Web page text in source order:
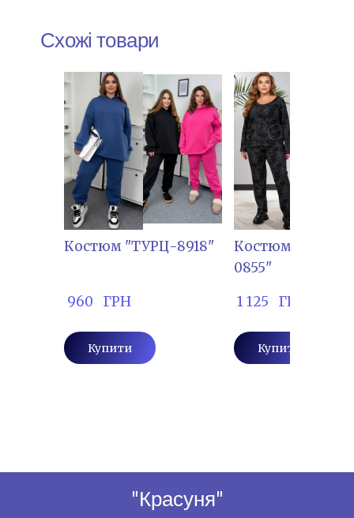
Схожі товари
Костюм "ТУРЦ-8918"
960   ГРН
Купити
Костюм "ДЕМБ-
0855"
1 125   ГРН
Купити
"Красуня"